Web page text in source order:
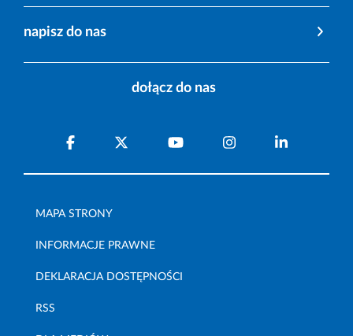
napisz do nas
dołącz do nas
MAPA STRONY
INFORMACJE PRAWNE
DEKLARACJA DOSTĘPNOŚCI
RSS